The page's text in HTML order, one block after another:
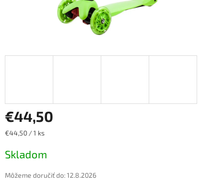
€44,50
Jednotková
€44,50 / 1 ks
Skladom
Môžeme doručiť do:12.8.2026